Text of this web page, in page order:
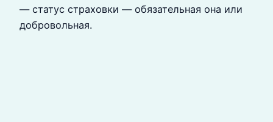
— статус страховки — обязательная она или
добровольная.